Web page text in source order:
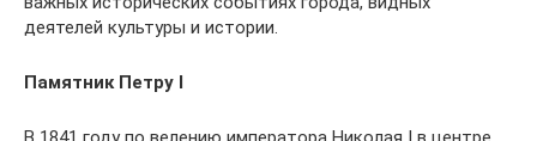
деятелей культуры и истории.
Памятник Петру I